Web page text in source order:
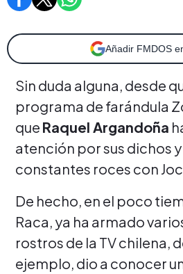
Añadir FMDOS
Sin duda alguna, desde
programa de farándula
que Raquel Argandoña
atención por sus dichos
constantes roces con
De hecho, en el poco
Raca, ya ha armado
rostros de la TV chilena,
ejemplo, dio a conocer